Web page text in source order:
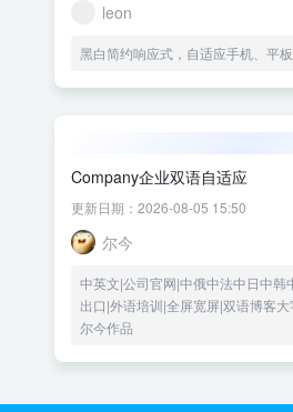
leon
黑白简约响应式，自适应手机、平
Company企业双语自适应
更新日期：2026-08-05 15:50
尔今
中英文|公司官网|中俄中法中日中韩
出口|外语培训|全屏宽屏|双语博客
尔今作品